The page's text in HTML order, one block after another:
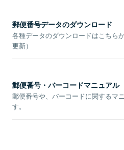
郵便番号データのダウンロード
各種データのダウンロードはこちら
更新）
郵便番号・バーコードマニュアル
郵便番号や、バーコードに関するマ
す。